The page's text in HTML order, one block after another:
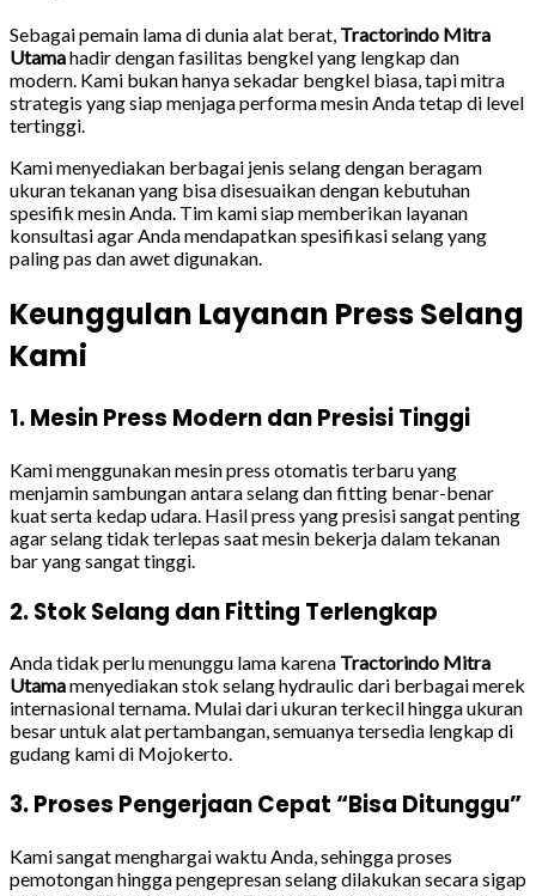
Sebagai pemain lama di dunia alat berat, Tractorindo Mitra
Utamahadir dengan fasilitas bengkel yang lengkap dan
modern. Kami bukan hanya sekadar bengkel biasa, tapi mitra
strategis yang siap menjaga performa mesin Anda tetap di level
tertinggi.
Kami menyediakan berbagai jenis selang dengan beragam
ukuran tekanan yang bisa disesuaikan dengan kebutuhan
spesifik mesin Anda. Tim kami siap memberikan layanan
konsultasi agar Anda mendapatkan spesifikasi selang yang
paling pas dan awet digunakan.
Keunggulan Layanan Press Selang
Kami
1. Mesin Press Modern dan Presisi Tinggi
Kami menggunakan mesin press otomatis terbaru yang
menjamin sambungan antara selang dan fitting benar-benar
kuat serta kedap udara. Hasil press yang presisi sangat penting
agar selang tidak terlepas saat mesin bekerja dalam tekanan
bar yang sangat tinggi.
2. Stok Selang dan Fitting Terlengkap
Anda tidak perlu menunggu lama karena Tractorindo Mitra
Utamamenyediakan stok selang hydraulic dari berbagai merek
internasional ternama. Mulai dari ukuran terkecil hingga ukuran
besar untuk alat pertambangan, semuanya tersedia lengkap di
gudang kami di Mojokerto.
3. Proses Pengerjaan Cepat “Bisa Ditunggu”
Kami sangat menghargai waktu Anda, sehingga proses
pemotongan hingga pengepresan selang dilakukan secara sigap